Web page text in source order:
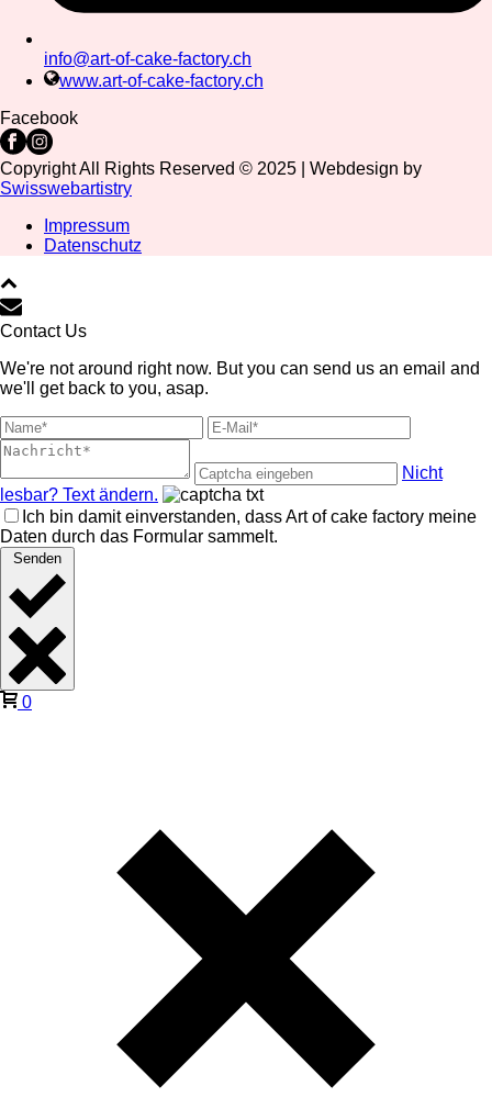
info@art-of-cake-factory.ch
www.art-of-cake-factory.ch
Facebook
Copyright All Rights Reserved © 2025 | Webdesign by
Swisswebartistry
Impressum
Datenschutz
Contact Us
We're not around right now. But you can send us an email and
we'll get back to you, asap.
Nicht
lesbar? Text ändern.
Ich bin damit einverstanden, dass Art of cake factory meine
Daten durch das Formular sammelt.
Senden
0